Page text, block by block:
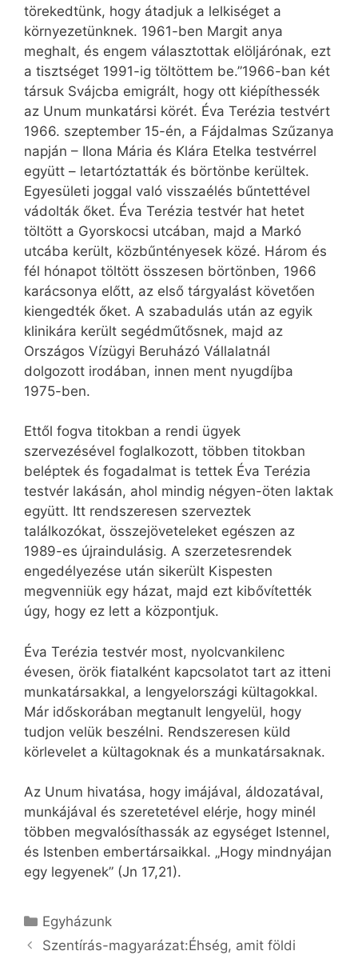
törekedtünk, hogy átadjuk a lelkiséget a
környezetünknek. 1961-ben Margit anya
meghalt, és engem választottak elöljárónak, ezt
a tisztséget 1991-ig töltöttem be.”1966-ban két
társuk Svájcba emigrált, hogy ott kiépíthessék
az Unum munkatársi körét. Éva Terézia testvért
1966. szeptember 15-én, a Fájdalmas Szűzanya
napján – Ilona Mária és Klára Etelka testvérrel
együtt – letartóztatták és börtönbe kerültek.
Egyesületi joggal való visszaélés bűntettével
vádolták őket. Éva Terézia testvér hat hetet
töltött a Gyorskocsi utcában, majd a Markó
utcába került, közbűntényesek közé. Három és
fél hónapot töltött összesen börtönben, 1966
karácsonya előtt, az első tárgyalást követően
kiengedték őket. A szabadulás után az egyik
klinikára került segédműtősnek, majd az
Országos Vízügyi Beruházó Vállalatnál
dolgozott irodában, innen ment nyugdíjba
1975-ben.
Ettől fogva titokban a rendi ügyek
szervezésével foglalkozott, többen titokban
beléptek és fogadalmat is tettek Éva Terézia
testvér lakásán, ahol mindig négyen-öten laktak
együtt. Itt rendszeresen szerveztek
találkozókat, összejöveteleket egészen az
1989-es újraindulásig. A szerzetesrendek
engedélyezése után sikerült Kispesten
megvenniük egy házat, majd ezt kibővítették
úgy, hogy ez lett a központjuk.
Éva Terézia testvér most, nyolcvankilenc
évesen, örök fiatalként kapcsolatot tart az itteni
munkatársakkal, a lengyelországi kültagokkal.
Már időskorában megtanult lengyelül, hogy
tudjon velük beszélni. Rendszeresen küld
körlevelet a kültagoknak és a munkatársaknak.
Az Unum hivatása, hogy imájával, áldozatával,
munkájával és szeretetével elérje, hogy minél
többen megvalósíthassák az egységet Istennel,
és Istenben embertársaikkal. „Hogy mindnyájan
egy legyenek” (Jn 17,21).
Kategória
Egyházunk
Szentírás-magyarázat:Éhség, amit földi